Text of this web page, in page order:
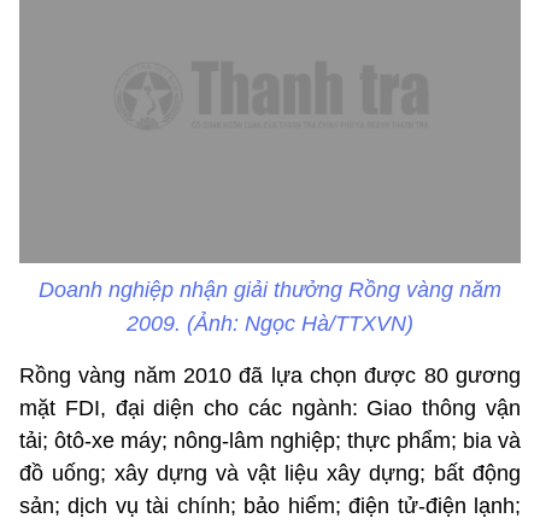
Doanh nghiệp nhận giải thưởng Rồng vàng năm
2009. (Ảnh: Ngọc Hà/TTXVN)
Rồng vàng năm 2010 đã lựa chọn được 80 gương
mặt FDI, đại diện cho các ngành: Giao thông vận
tải; ôtô-xe máy; nông-lâm nghiệp; thực phẩm; bia và
đồ uống; xây dựng và vật liệu xây dựng; bất động
sản; dịch vụ tài chính; bảo hiểm; điện tử-điện lạnh;